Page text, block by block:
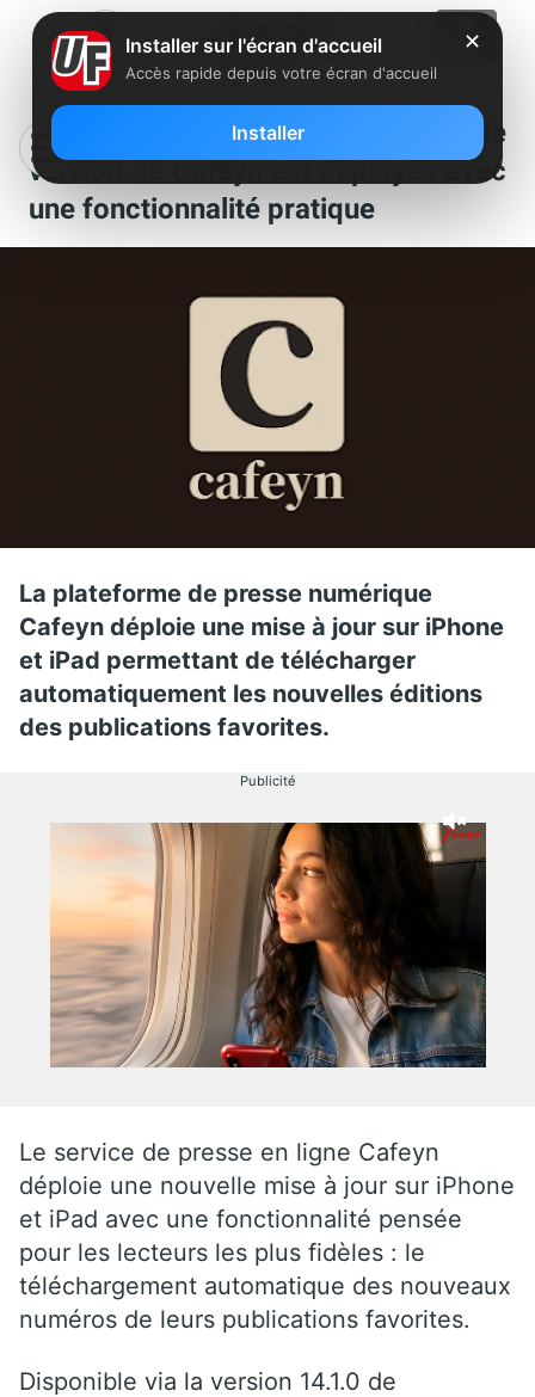
Abonnés Freebox : une nouvelle
version de Cafeyn est déployée avec
une fonctionnalité pratique
La plateforme de presse numérique
Cafeyn déploie une mise à jour sur iPhone
et iPad permettant de télécharger
automatiquement les nouvelles éditions
des publications favorites.
Publicité
Le service de presse en ligne Cafeyn
déploie une nouvelle mise à jour sur iPhone
et iPad avec une fonctionnalité pensée
pour les lecteurs les plus fidèles : le
téléchargement automatique des nouveaux
numéros de leurs publications favorites.
Disponible via la version 14.1.0 de
✕
Installer sur l'écran d'accueil
Accès rapide depuis votre écran d'accueil
Installer